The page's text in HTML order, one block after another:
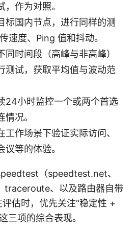
作为对照。
标国内节点，进行同样的测
速度、Ping 值和抖动。
同时间段（高峰与非高峰）
测试，获取平均值与波动范
24小时监控一个或两个首选
况。
工作场景下验证实际访问、
等的体验。
（speedtest.net、
、以及路由器自带
估时，优先关注“稳定性 +
三项的综合表现。